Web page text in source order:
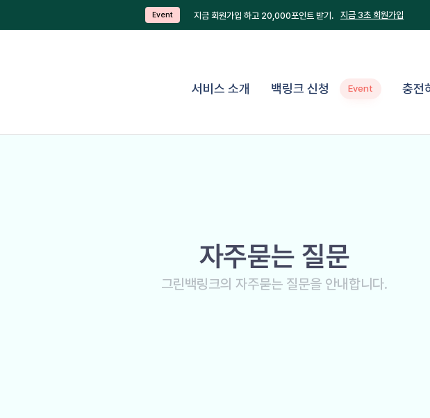
Event 지금 회원가입 하고 20,000포인트 받기. 지금 3초 회원가입
서비스 소개 백링크 신청 Event 충전
자주묻는 질문
그린백링크의 자주묻는 질문을 안내합니다.